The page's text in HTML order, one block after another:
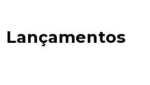
Lançamentos